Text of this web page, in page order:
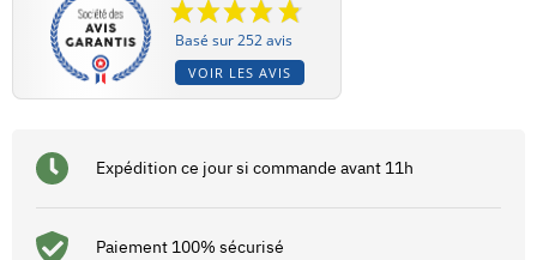
Basé sur 252 avis
VOIR LES AVIS
Expédition ce jour si commande avant 11h
Paiement 100% sécurisé